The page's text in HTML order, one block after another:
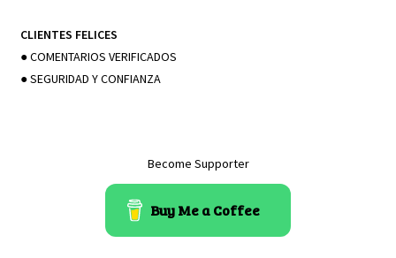
CLIENTES FELICES
● COMENTARIOS VERIFICADOS
● SEGURIDAD Y CONFIANZA
Become Supporter
Buy Me a Coffee